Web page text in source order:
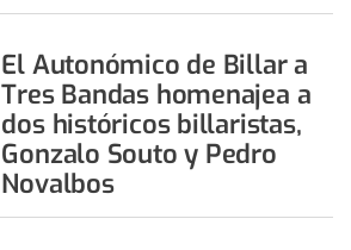
El Autonómico de Billar a
Tres Bandas homenajea a
dos históricos billaristas,
Gonzalo Souto y Pedro
Novalbos